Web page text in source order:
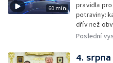
60 min
pravidla
potraviny:
dřív než
orbitální
Poslední
4. srpna